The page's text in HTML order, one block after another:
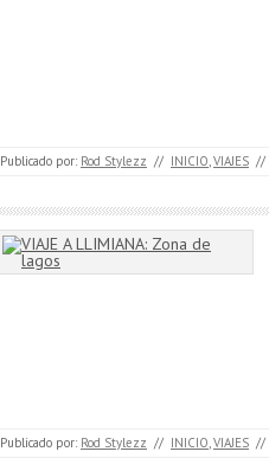
Publicado por: Rod Stylezz // INICIO,VIAJES //
Publicado por: Rod Stylezz // INICIO,VIAJES //